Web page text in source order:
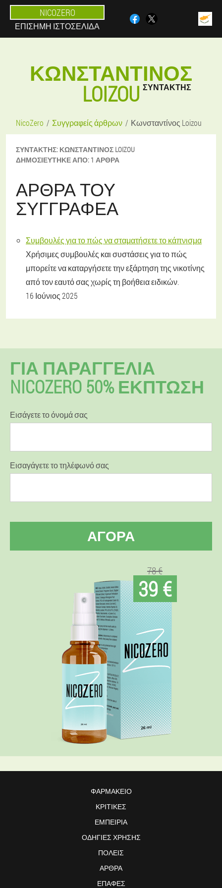
NICOZERO
ΕΠΊΣΗΜΗ ΙΣΤΟΣΕΛΊΔΑ
ΚΩΝΣΤΑΝΤΊΝΟΣ
LOIZOU ΣΥΝΤΆΚΤΗΣ
NicoZero Συγγραφείς άρθρων Κωνσταντίνος Loizou
ΣΥΝΤΆΚΤΗΣ: ΚΩΝΣΤΑΝΤΊΝΟΣ LOIZOU
ΔΗΜΟΣΙΕΎΤΗΚΕ ΑΠΌ: 1 ΆΡΘΡΑ
ΆΡΘΡΑ ΤΟΥ
ΣΥΓΓΡΑΦΈΑ
Συμβουλές για το πώς να σταματήσετε το κάπνισμα
Χρήσιμες συμβουλές και συστάσεις για το πώς
μπορείτε να καταργήσετε την εξάρτηση της νικοτίνης
από τον εαυτό σας χωρίς τη βοήθεια ειδικών.
16 Ιούνιος 2025
ΓΙΑ ΠΑΡΑΓΓΕΛΊΑ
NICOZERO 50% ΕΚΠΤΩΣΗ
Εισάγετε το όνομά σας
Εισαγάγετε το τηλέφωνό σας
ΑΓΟΡΆ
78 €
39 €
ΦΑΡΜΑΚΕΊΟ
ΚΡΙΤΙΚΈΣ
ΕΜΠΕΙΡΊΑ
ΟΔΗΓΊΕΣ ΧΡΉΣΗΣ
ΠΌΛΕΙΣ
ΆΡΘΡΑ
ΕΠΑΦΈΣ